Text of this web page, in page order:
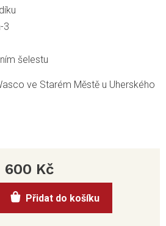
3
šelestu
ve Starém Městě u Uherského
600 Kč
cena:
Přidat do košíku